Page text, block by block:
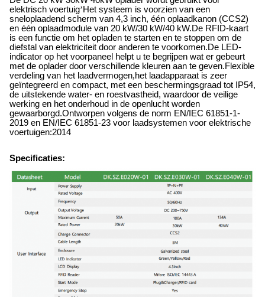
elektrisch voertuig’Het systeem is voorzien van een
sneloplaadend scherm van 4,3 inch, één oplaadkanon (CCS2)
en één oplaadmodule van 20 kW/30 kW/40 kW.De RFID-kaart
is een functie om het opladen te starten en te stoppen om de
diefstal van elektriciteit door anderen te voorkomen.De LED-
indicator op het voorpaneel helpt u te begrijpen wat er gebeurt
met de oplader door verschillende kleuren aan te geven.Flexible
verdeling van het laadvermogen,het laadapparaat is zeer
geïntegreerd en compact, met een beschermingsgraad tot IP54,
de uitstekende water- en roestvastheid, waardoor de veilige
werking en het onderhoud in de openlucht worden
gewaarborgd.Ontworpen volgens de norm EN/IEC 61851-1-
2019 en EN/IEC 61851-23 voor laadsystemen voor elektrische
voertuigen:2014
Specificaties: